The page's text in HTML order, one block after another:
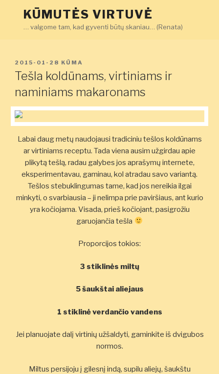
KŪMUTĖS VIRTUVĖ
… valgome tam, kad gyventi būtų skaniau… (Renata)
PASKELBTA
2015-01-28 KŪMA
Tešla koldūnams, virtiniams ir
naminiams makaronams
Labai daug metų naudojausi tradiciniu tešlos koldūnams
ar virtiniams receptu. Tada viena ausim užgirdau apie
plikytą tešlą, radau galybes jos aprašymų internete,
eksperimentavau, gaminau, kol atradau savo variantą.
Tešlos stebuklingumas tame, kad jos nereikia ilgai
minkyti, o svarbiausia – ji nelimpa prie paviršiaus, ant kurio
yra kočiojama. Visada, prieš kočiojant, pasigrožiu
garuojančia tešla
Proporcijos tokios:
3 stiklinės miltų
5 šaukštai aliejaus
1 stiklinė verdančio vandens
Jei planuojate dalį virtinių užšaldyti, gaminkite iš dvigubos
normos.
Miltus persijoju į gilesnį indą, supilu aliejų, šaukštu